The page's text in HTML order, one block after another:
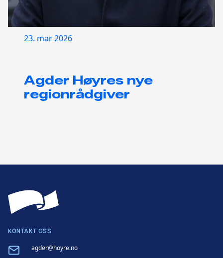
23. mar 2026
Agder Høyres nye
regionrådgiver
KONTAKT OSS
Email agder@hoyre.no